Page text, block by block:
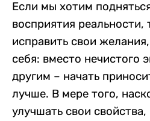
Если мы хотим
восприятия
исправить свои
себя: вместо нечистого
другим – начать
лучше. В мере того,
улучшать свои